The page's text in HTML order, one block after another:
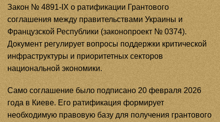
Закон № 4891-IX о ратификации Грантового
соглашения между правительствами Украины и
Французской Республики (законопроект № 0374).
Документ регулирует вопросы поддержки критической
инфраструктуры и приоритетных секторов
национальной экономики.
Само соглашение было подписано 20 февраля 2026
года в Киеве. Его ратификация формирует
необходимую правовую базу для получения грантового